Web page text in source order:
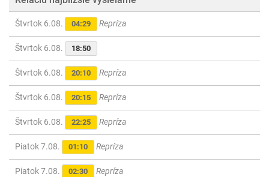
Štvrtok 6.08. 04:29 Repríza
Štvrtok 6.08. 18:50
Štvrtok 6.08. 20:10 Repríza
Štvrtok 6.08. 20:15 Repríza
Štvrtok 6.08. 22:25 Repríza
Piatok 7.08. 01:10 Repríza
Piatok 7.08. 02:30 Repríza